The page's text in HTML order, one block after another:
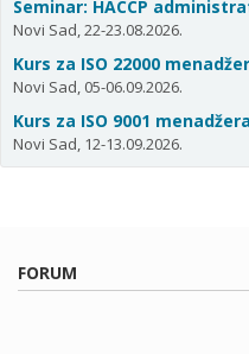
Seminar: HACCP
Novi Sad, 22-23.08.2026.
Kurs za ISO 22000
Novi Sad, 05-06.09.2026.
Kurs za ISO 9001 menadžera
Novi Sad, 12-13.09.2026.
FORUM